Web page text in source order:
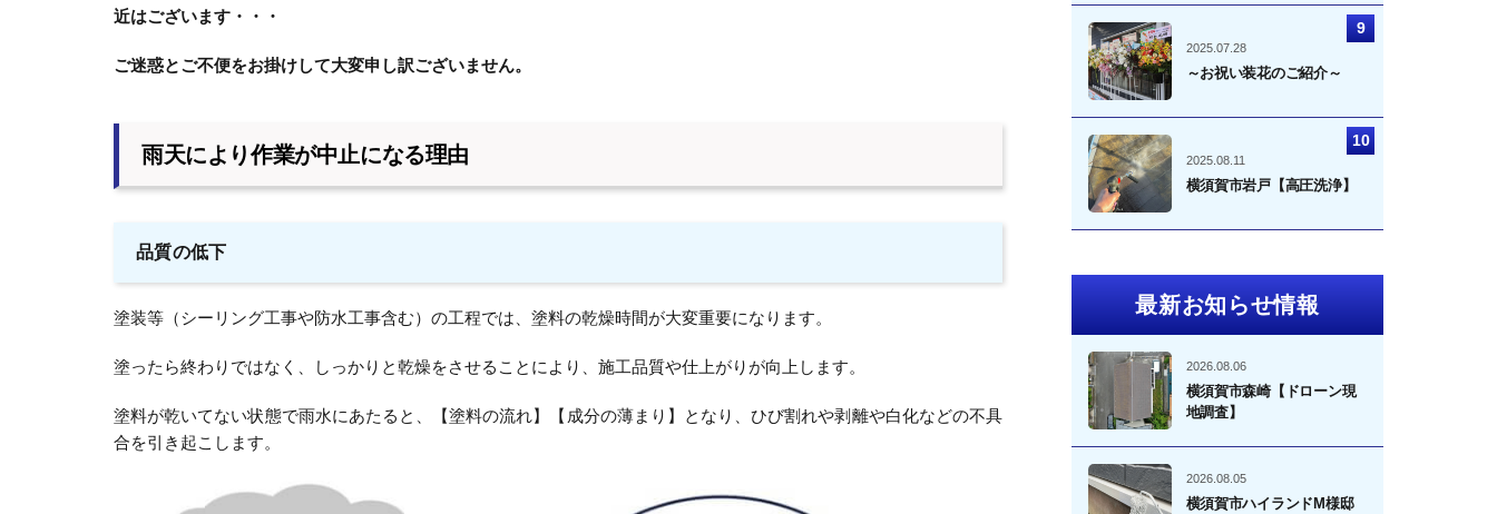
近はございます・・・
ご迷惑とご不便をお掛けして大変申し訳ございません。
雨天により作業が中止になる理由
品質の低下
塗装等（シーリング工事や防水工事含む）の工程では、塗料の乾燥時間が大変重要になります。
塗ったら終わりではなく、しっかりと乾燥をさせることにより、施工品質や仕上がりが向上します。
塗料が乾いてない状態で雨水にあたると、【塗料の流れ】【成分の薄まり】となり、ひび割れや剥離や白化などの不具
合を引き起こします。
2025.07.28
～お祝い装花のご紹介～
2025.08.11
横須賀市岩戸【高圧洗浄】
最新お知らせ情報
2026.08.06
横須賀市森崎【ドローン現
地調査】
2026.08.05
横須賀市ハイランドM様邸